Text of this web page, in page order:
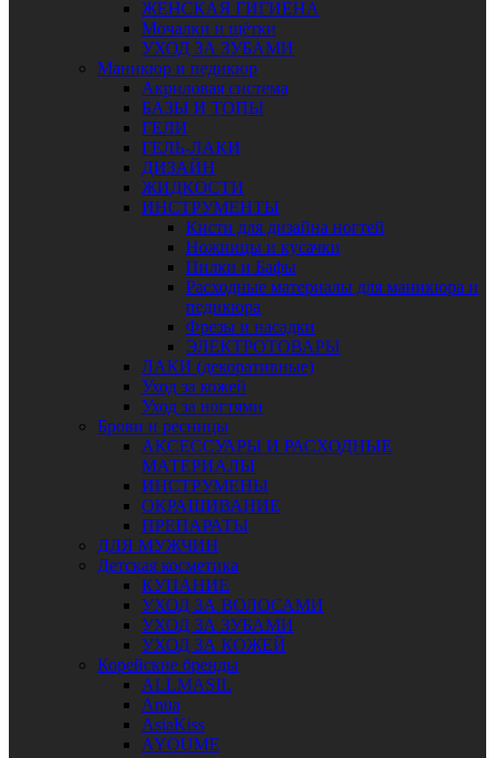
ЖЕНСКАЯ ГИГИЕНА
Мочалки и щётки
УХОД ЗА ЗУБАМИ
Маникюр и педикюр
Акриловая система
БАЗЫ И ТОПЫ
ГЕЛИ
ГЕЛЬ-ЛАКИ
ДИЗАЙН
ЖИДКОСТИ
ИНСТРУМЕНТЫ
Кисти для дизайна ногтей
Ножницы и кусачки
Пилки и Бафы
Расходные материалы для маникюра и
педикюра
Фрезы и насадки
ЭЛЕКТРОТОВАРЫ
ЛАКИ (декоративные)
Уход за кожей
Уход за ногтями
Брови и ресницы
АКСЕССУАРЫ И РАСХОДНЫЕ
МАТЕРИАЛЫ
ИНСТРУМЕНЫ
ОКРАШИВАНИЕ
ПРЕПАРАТЫ
ДЛЯ МУЖЧИН
Детская косметика
КУПАНИЕ
УХОД ЗА ВОЛОСАМИ
УХОД ЗА ЗУБАМИ
УХОД ЗА КОЖЕЙ
Корейские бренды
ALLMASIL
Anua
AsiaKiss
AYOUME